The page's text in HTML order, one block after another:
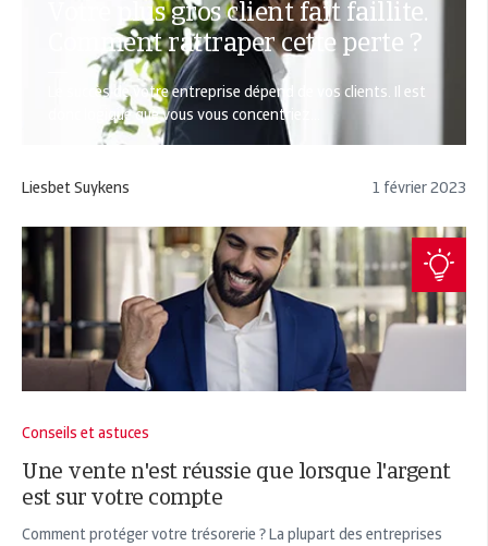
Votre plus gros client fait faillite.
Comment rattraper cette perte ?
Le succès de votre entreprise dépend de vos clients. Il est
donc logique que vous vous concentriez...
Liesbet Suykens 1 février 2023
Conseils et astuces
Une vente n'est réussie que lorsque l'argent
est sur votre compte
Comment protéger votre trésorerie ? La plupart des entreprises